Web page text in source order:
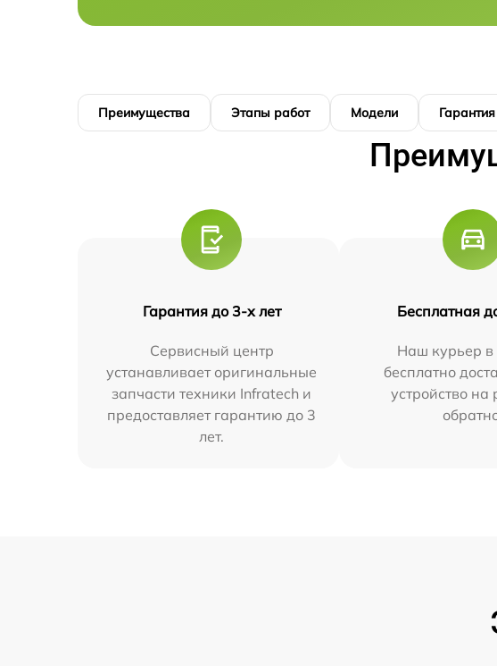
Преимущества Этапы работ Модели Гарантия
Гарантия до 3-х лет
Сервисный центр
устанавливает оригинальные
запчасти техники Infratech и
предоставляет гарантию до 3
лет.
Бесплатная
Наш курьер в
бесплатно
устройство на